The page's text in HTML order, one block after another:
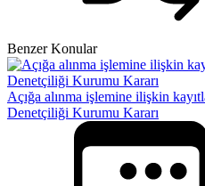
Benzer Konular
Açığa alınma işlemine ilişkin
Denetçiliği Kurumu Kararı